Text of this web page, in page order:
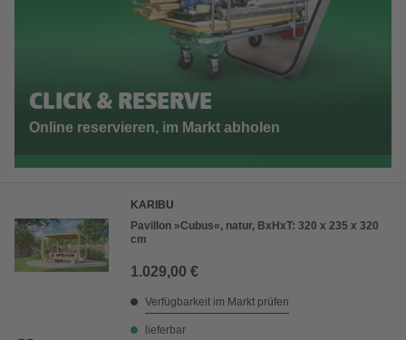
CLICK & RESERVE
Online reservieren, im Markt abholen
KARIBU
Pavillon »Cubus«, natur, BxHxT: 320 x 235 x 320
cm
1.029,00 €
Verfügbarkeit im Markt prüfen
lieferbar